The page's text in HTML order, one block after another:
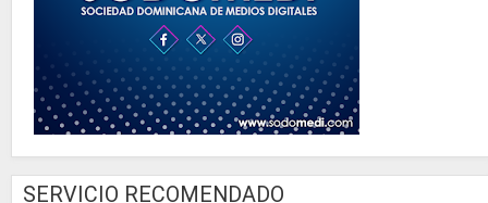
SERVICIO RECOMENDADO